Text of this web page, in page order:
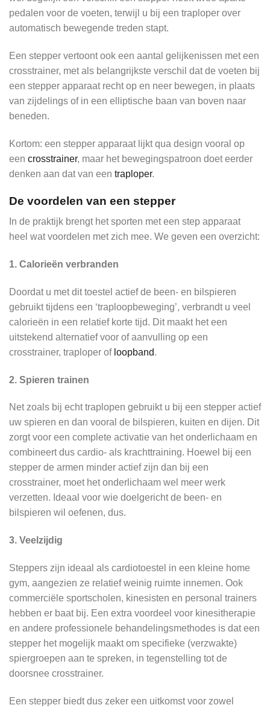
pedalen voor de voeten, terwijl u bij een traploper over
automatisch bewegende treden stapt.
Een stepper vertoont ook een aantal gelijkenissen met een
crosstrainer, met als belangrijkste verschil dat de voeten bij
een stepper apparaat recht op en neer bewegen, in plaats
van zijdelings of in een elliptische baan van boven naar
beneden.
Kortom: een stepper apparaat lijkt qua design vooral op
een crosstrainer, maar het bewegingspatroon doet eerder
denken aan dat van een traploper.
De voordelen van een stepper
In de praktijk brengt het sporten met een step apparaat
heel wat voordelen met zich mee. We geven een overzicht:
1. Calorieën verbranden
Doordat u met dit toestel actief de been- en bilspieren
gebruikt tijdens een ‘traploopbeweging’, verbrandt u veel
calorieën in een relatief korte tijd. Dit maakt het een
uitstekend alternatief voor of aanvulling op een
crosstrainer, traploper of loopband.
2. Spieren trainen
Net zoals bij echt traplopen gebruikt u bij een stepper actief
uw spieren en dan vooral de bilspieren, kuiten en dijen. Dit
zorgt voor een complete activatie van het onderlichaam en
combineert dus cardio- als krachttraining. Hoewel bij een
stepper de armen minder actief zijn dan bij een
crosstrainer, moet het onderlichaam wel meer werk
verzetten. Ideaal voor wie doelgericht de been- en
bilspieren wil oefenen, dus.
3. Veelzijdig
Steppers zijn ideaal als cardiotoestel in een kleine home
gym, aangezien ze relatief weinig ruimte innemen. Ook
commerciële sportscholen, kinesisten en personal trainers
hebben er baat bij. Een extra voordeel voor kinesitherapie
en andere professionele behandelingsmethodes is dat een
stepper het mogelijk maakt om specifieke (verzwakte)
spiergroepen aan te spreken, in tegenstelling tot de
doorsnee crosstrainer.
Een stepper biedt dus zeker een uitkomst voor zowel